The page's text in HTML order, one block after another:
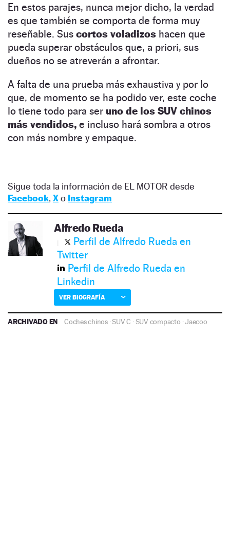
En estos parajes, nunca mejor dicho, la verdad
es que también se comporta de forma muy
reseñable. Sus cortos voladizos hacen que
pueda superar obstáculos que, a priori, sus
dueños no se atreverán a afrontar.
A falta de una prueba más exhaustiva y por lo
que, de momento se ha podido ver, este coche
lo tiene todo para ser uno de los SUV chinos
más vendidos, e incluso hará sombra a otros
con más nombre y empaque.
Sigue toda la información de EL MOTOR desde
Facebook, Xo Instagram
Alfredo Rueda
Perfil de Alfredo Rueda en
Twitter
Perfil de Alfredo Rueda en
Linkedin
VER BIOGRAFÍA
ARCHIVADO EN Coches chinos ·SUV C ·SUV compacto ·Jaecoo